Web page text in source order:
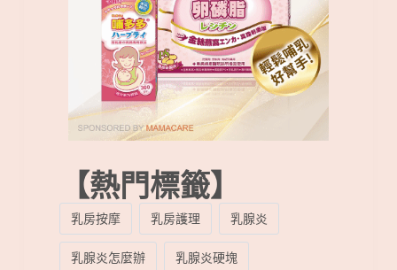
【熱門標籤】
乳房按摩 乳房護理
乳腺炎
乳腺炎怎麼辦
乳腺炎硬塊